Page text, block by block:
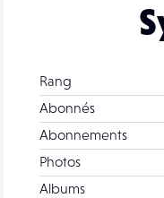
Rang
Abonnés
Abonnements
Photos
Albums